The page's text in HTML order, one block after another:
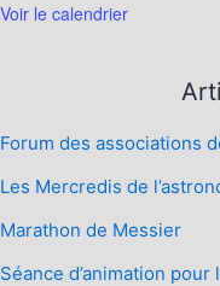
Voir le calendrier
Forum des associations
Les Mercredis de
Marathon de Messier
Séance d’animation pour